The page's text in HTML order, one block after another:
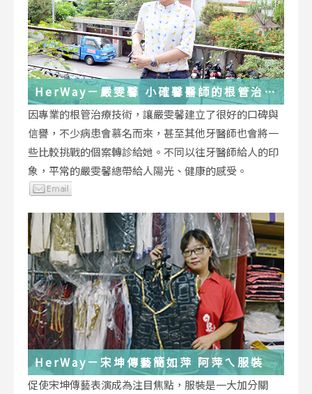
HerWay－嚴雯馨 小確馨醫師的根管治療
小確幸
因專業的根管治療技術，讓嚴雯馨建立了很好的口碑與
信譽，不少病患會慕名而來，甚至其他牙醫師也會將一
些比較挑戰的個案轉診給她。不同以往牙醫師給人的印
象，平常的嚴雯馨總帶給人陽光、健康的感受。
HerWay－宋坤傳藝簡如萍 阿萍ㄟ服裝
促使宋坤傳藝表演成為注目焦點，服裝是一大加分關